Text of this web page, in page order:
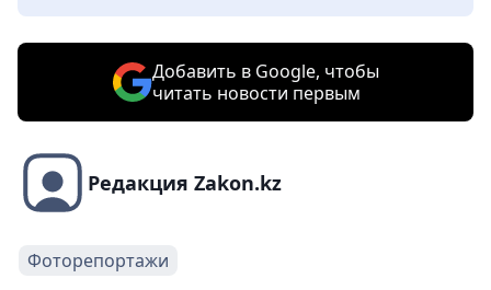
Добавить в Google, чтобы
читать новости первым
Редакция Zakon.kz
Фоторепортажи